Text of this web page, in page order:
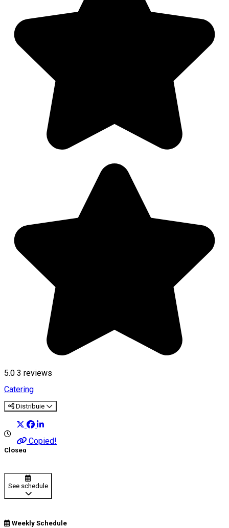
5.0 3 reviews
Catering
Distribuie
Copied!
Closed
See schedule
Weekly Schedule